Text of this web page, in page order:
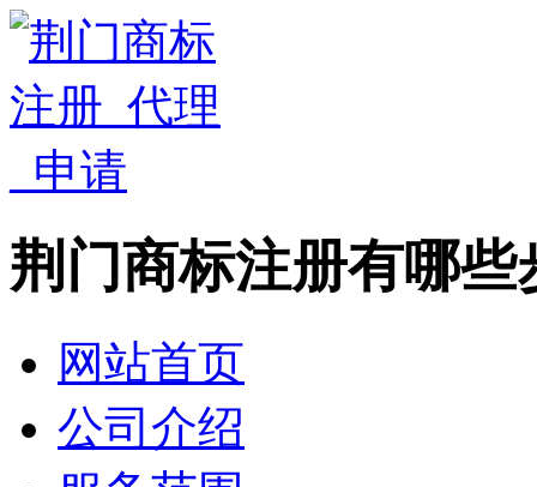
荆门商标注册有哪些
网站首页
公司介绍